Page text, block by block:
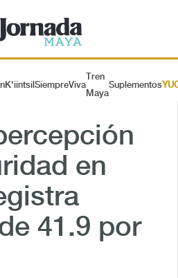
K'iintsil SiempreViva
Tren
Maya
Suplementos
en
41.9 por